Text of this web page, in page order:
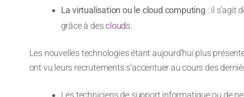
La virtualisation ou le cloud computing : il s’agit
grâce à desclouds.
Les nouvelles technologies étant aujourd’hui plus
ont vu leurs recrutements s’accentuer au cours des
Les techniciens de support informatique ou de